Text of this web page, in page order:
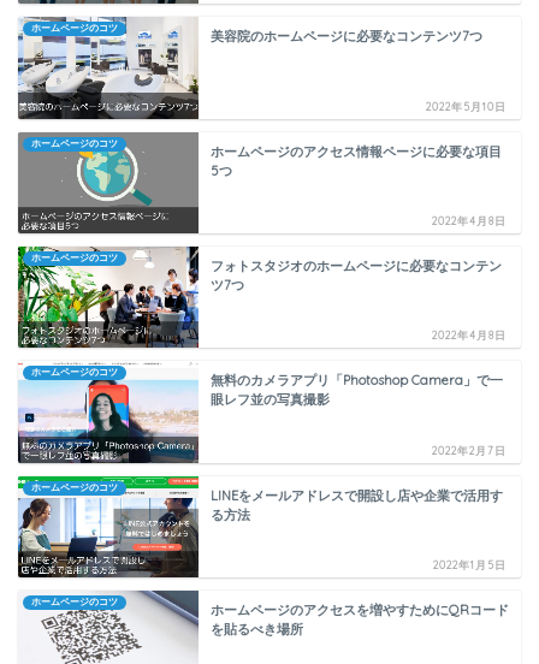
ホームページのコツ 美容院のホームページに必要なコンテンツ7つ
2022年5月10日
ホームページのコツ
ホームページのアクセス情報ページに必要な項目
5つ
2022年4月8日
ホームページのコツ
フォトスタジオのホームページに必要なコンテン
ツ7つ
2022年4月8日
ホームページのコツ
無料のカメラアプリ「Photoshop Camera」で一
眼レフ並の写真撮影
2022年2月7日
ホームページのコツ
LINEをメールアドレスで開設し店や企業で活用す
る方法
2022年1月5日
ホームページのコツ
ホームページのアクセスを増やすためにQRコード
を貼るべき場所